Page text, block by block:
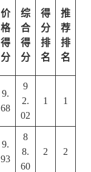
价
格
得
分
综
合
得
分
得
分
排
名
推
荐
排
名
9.
68
9
2.
02
1 1
9.
93
8
8.
60
2 2